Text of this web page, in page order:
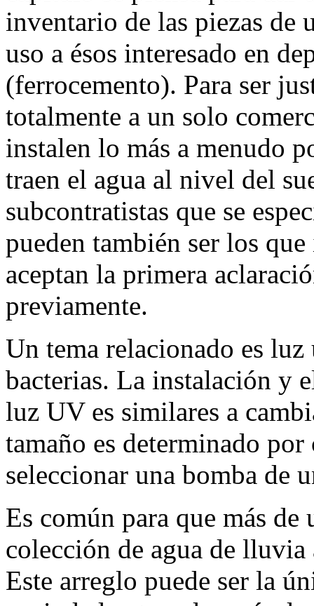
inventario de las piezas de
uso a ésos interesado en
(ferrocemento). Para ser
totalmente a un solo
instalen lo más a menudo
traen el agua al nivel del
subcontratistas que se
pueden también ser los
aceptan la primera
previamente.
Un tema relacionado es
bacterias. La instalación y
luz UV es similares a
tamaño es determinado
seleccionar una bomba de
Es común para que más
colección de agua de lluvia
Este arreglo puede ser la